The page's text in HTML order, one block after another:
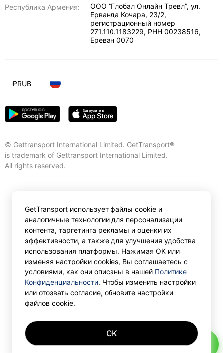
Республика Армения:
ООО “Глобал Онлайн Тревл”, ул.
Ерванда Кочара, 23/2,
регистрационный номер
271.110.1183229, РНН 00238516,
Ереван 0070
© Gettransport International Limited. GetTransport®
is trademark of Gettransport International Limited.
All rights reserved.
₽RUB
GetTransport использует файлы cookie и
аналогичные технологии для персонализации
контента, таргетинга рекламы и оценки их
эффективности, а также для улучшения удобства
использования платформы. Нажимая ОК или
изменяя настройки cookies, Вы соглашаетесь с
условиями, как они описаны в нашей Политике
Конфиденциальности. Чтобы изменить настройки
или отозвать согласие, обновите настройки
файлов cookie.
OK